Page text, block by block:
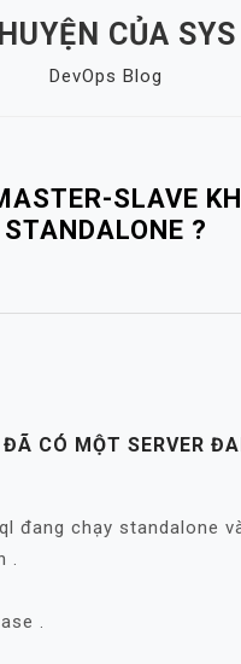
CỦA SYS
DevOps Blog
SLAVE
STANDALONE ?
CÓ MỘT SERVER
chạy standalone
.
.